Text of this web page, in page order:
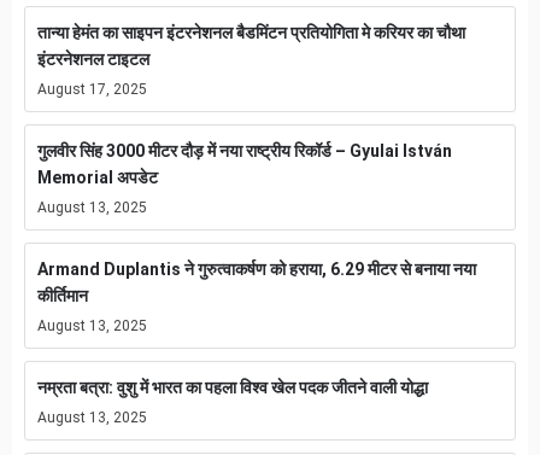
तान्या हेमंत का साइपन इंटरनेशनल बैडमिंटन प्रतियोगिता मे करियर का चौथा
इंटरनेशनल टाइटल
August 17, 2025
गुलवीर सिंह 3000 मीटर दौड़ में नया राष्ट्रीय रिकॉर्ड – Gyulai István
Memorial अपडेट
August 13, 2025
Armand Duplantis ने गुरुत्वाकर्षण को हराया, 6.29 मीटर से बनाया नया
कीर्तिमान
August 13, 2025
नम्रता बत्रा: वुशु में भारत का पहला विश्व खेल पदक जीतने वाली योद्धा
August 13, 2025